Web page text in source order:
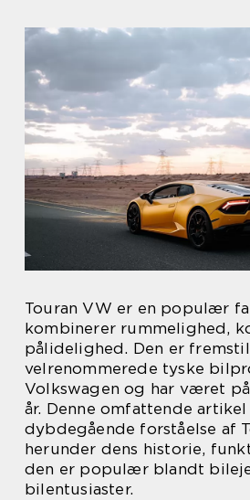
Touran VW er en populær
kombinerer rummelighed,
pålidelighed. Den er
velrenommerede tyske
Volkswagen og har været
år. Denne omfattende
dybdegående forståelse af
herunder dens historie,
den er populær blandt
bilentusiaster.